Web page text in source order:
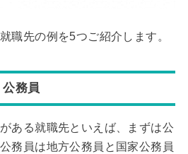
職先の例を5つご紹介します。
務員
ある就職先といえば、まずは公
務員は地方公務員と国家公務員